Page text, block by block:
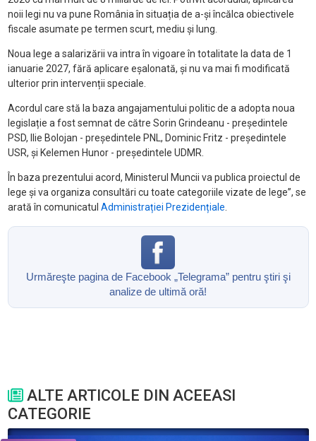
noii legi nu va pune România în situația de a-și încălca obiectivele
fiscale asumate pe termen scurt, mediu și lung.
Noua lege a salarizării va intra în vigoare în totalitate la data de 1
ianuarie 2027, fără aplicare eșalonată, și nu va mai fi modificată
ulterior prin intervenții speciale.
Acordul care stă la baza angajamentului politic de a adopta noua
legislație a fost semnat de către Sorin Grindeanu - președintele
PSD, Ilie Bolojan - președintele PNL, Dominic Fritz - președintele
USR, și Kelemen Hunor - președintele UDMR.
În baza prezentului acord, Ministerul Muncii va publica proiectul de
lege și va organiza consultări cu toate categoriile vizate de lege”, se
arată în comunicatul Administrației Prezidențiale.
Urmăreşte pagina de Facebook „Telegrama” pentru ştiri şi
analize de ultimă oră!
ALTE ARTICOLE DIN ACEEASI
CATEGORIE